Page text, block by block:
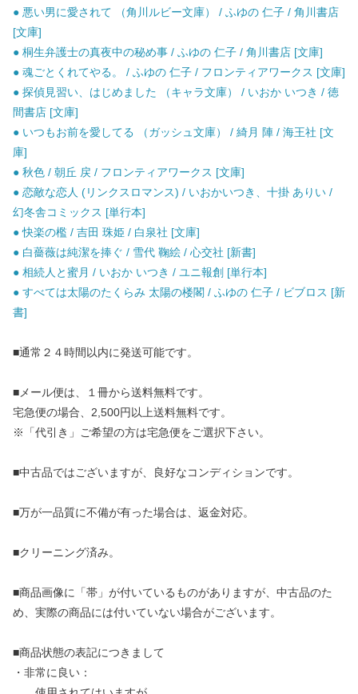
● 悪い男に愛されて （角川ルビー文庫） / ふゆの 仁子 / 角川書店
[文庫]
● 桐生弁護士の真夜中の秘め事 / ふゆの 仁子 / 角川書店 [文庫]
● 魂ごとくれてやる。 / ふゆの 仁子 / フロンティアワークス [文庫]
● 探偵見習い、はじめました （キャラ文庫） / いおか いつき / 徳
間書店 [文庫]
● いつもお前を愛してる （ガッシュ文庫） / 綺月 陣 / 海王社 [文
庫]
● 秋色 / 朝丘 戻 / フロンティアワークス [文庫]
● 恋敵な恋人 (リンクスロマンス) / いおかいつき、十掛 ありい /
幻冬舎コミックス [単行本]
● 快楽の檻 / 吉田 珠姫 / 白泉社 [文庫]
● 白薔薇は純潔を捧ぐ / 雪代 鞠絵 / 心交社 [新書]
● 相続人と蜜月 / いおか いつき / ユニ報創 [単行本]
● すべては太陽のたくらみ 太陽の楼閣 / ふゆの 仁子 / ビブロス [新
書]
■通常２４時間以内に発送可能です。
■メール便は、１冊から送料無料です。
宅急便の場合、2,500円以上送料無料です。
※「代引き」ご希望の方は宅急便をご選択下さい。
■中古品ではございますが、良好なコンディションです。
■万が一品質に不備が有った場合は、返金対応。
■クリーニング済み。
■商品画像に「帯」が付いているものがありますが、中古品のた
め、実際の商品には付いていない場合がございます。
■商品状態の表記につきまして
・非常に良い：